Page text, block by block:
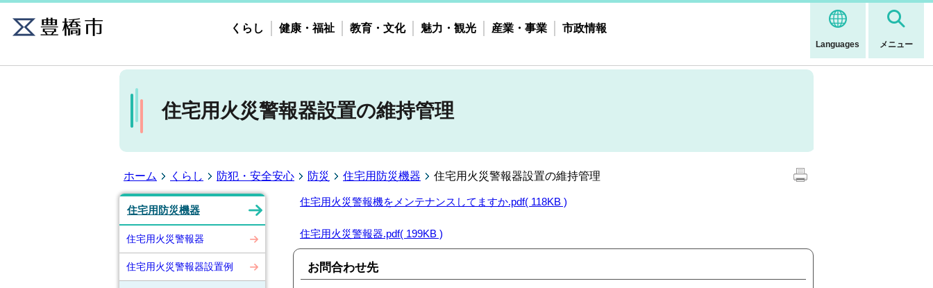
Languages メニュー
くらし 健康・福祉 教育・文化 魅力・観光 産業・事業 市政情報
住宅用火災警報器設置の維持管理
ホーム くらし 防犯・安全安心 防災 住宅用防災機器 住宅用火災警報器設置の維持管理
住宅用防災機器
住宅用火災警報器
住宅用火災警報器設置例
住宅用火災警報機をメンテナンスしてますか.pdf( 118KB )
住宅用火災警報器.pdf( 199KB )
お問合わせ先